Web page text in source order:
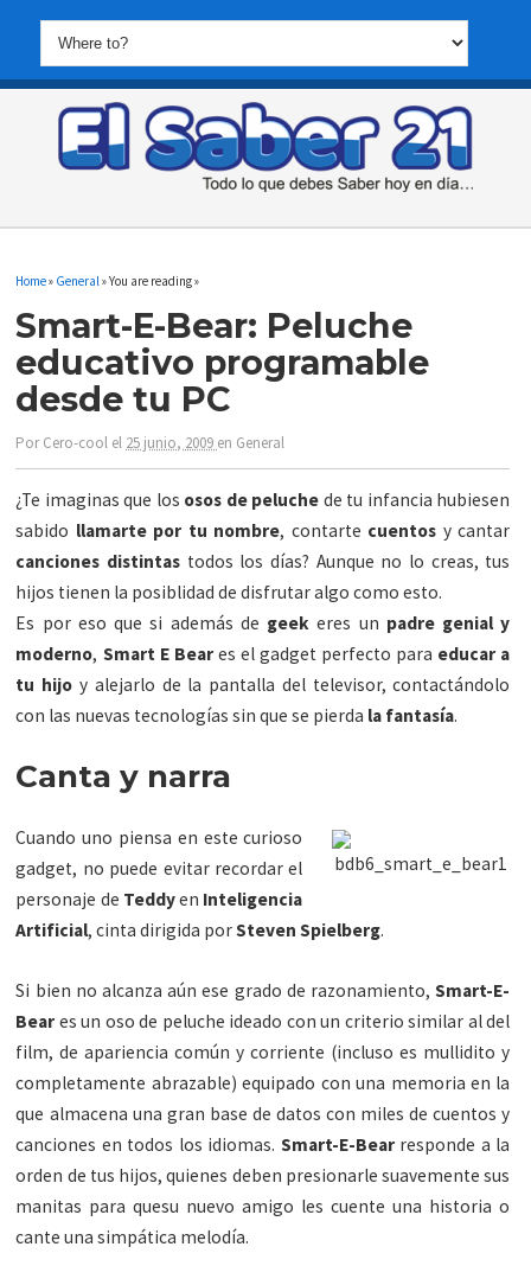
Home» General » You are reading »
Smart-E-Bear: Peluche
educativo programable
desde tu PC
PorCero-cool el 25 junio, 2009 en General
¿Te imaginas que los osos de peluche de tu infancia hubiesen
sabido llamarte por tu nombre, contarte cuentos y cantar
canciones distintas todos los días? Aunque no lo creas, tus
hijos tienen la posiblidad de disfrutar algo como esto.
Es por eso que si además de geek eres un padre genial y
moderno, Smart E Beares el gadget perfecto para educar a
tu hijo y alejarlo de la pantalla del televisor, contactándolo
con las nuevas tecnologías sin que se pierda la fantasía.
Canta y narra
Cuando uno piensa en este curioso
gadget, no puede evitar recordar el
personaje de Teddyen Inteligencia
Artificial, cinta dirigida porSteven Spielberg.
Si bien no alcanza aún ese grado de razonamiento,Smart-E-
Bear es un oso de peluche ideado con un criterio similar al del
film, de apariencia común y corriente (incluso es mullidito y
completamente abrazable) equipado con una memoria en la
que almacena una gran base de datos con miles de cuentos y
canciones en todos los idiomas. Smart-E-Bearresponde a la
orden de tus hijos, quienes deben presionarle suavemente sus
manitas para quesu nuevo amigo les cuente una historia o
cante una simpática melodía.